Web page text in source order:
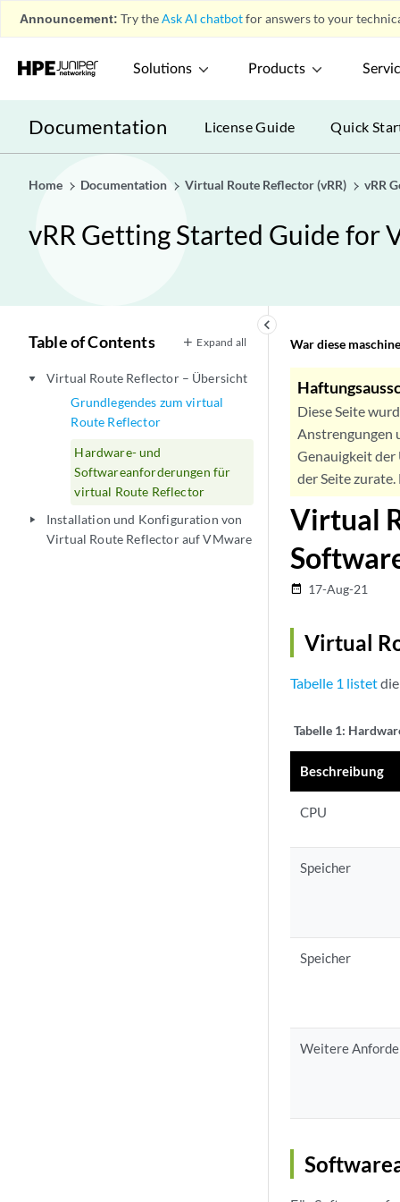
Announcement: Try theAsk AI chatbotfor answers to your
Solutions Products
Documentation License Guide Quick
Home Documentation Virtual Route Reflector (vRR) vRR
vRR Getting Started Guide for
keyboard_arrow_left
Table of Contents Expand all
play_arrow
Virtual Route Reflector – Übersicht
Grundlegendes zum virtual
Route Reflector
Hardware- und
Softwareanforderungen für
virtual Route Reflector
play_arrow
Installation und Konfiguration von
Virtual Route Reflector auf VMware
War diese
Diese Seite
Anstrengungen
Genauigkeit der
der Seite
Virtual
date_range 17-Aug-21
Virtual
Tabelle 1 listet
Tabelle 1:
Beschreibung
CPU
Speicher
Speicher
Weitere